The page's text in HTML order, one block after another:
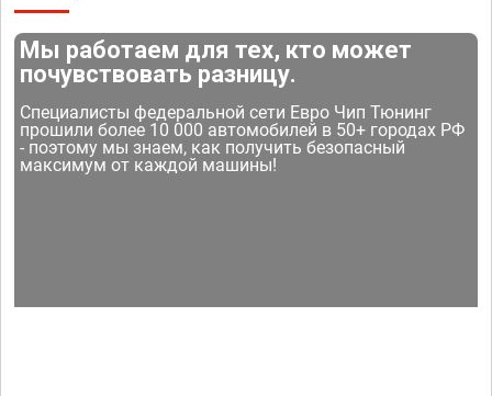
Мы работаем для тех, кто может
почувствовать разницу.
Специалисты федеральной сети Евро Чип Тюнинг
прошили более 10 000 автомобилей в 50+ городах РФ
- поэтому мы знаем, как получить безопасный
максимум от каждой машины!